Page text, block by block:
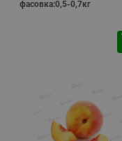
фасовка:0,5-0,7кг